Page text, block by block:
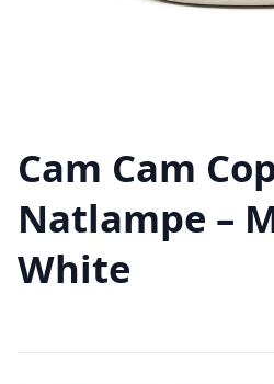
Cam Cam
Natlampe –
White